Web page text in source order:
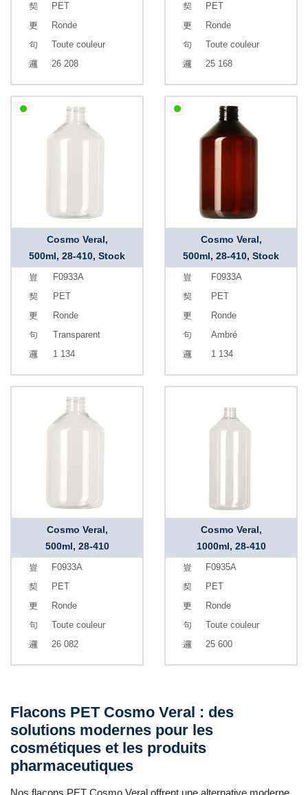
PET
Ronde
Toute couleur
26 208
PET
Ronde
Toute couleur
25 168
Cosmo Veral,
500ml, 28-410, Stock
F0933A
PET
Ronde
Transparent
1 134
Cosmo Veral,
500ml, 28-410, Stock
F0933A
PET
Ronde
Ambré
1 134
Cosmo Veral,
500ml, 28-410
F0933A
PET
Ronde
Toute couleur
26 082
Cosmo Veral,
1000ml, 28-410
F0935A
PET
Ronde
Toute couleur
25 600
Flacons PET Cosmo Veral : des
solutions modernes pour les
cosmétiques et les produits
pharmaceutiques
Nos flacons PET Cosmo Veral offrent une alternative moderne